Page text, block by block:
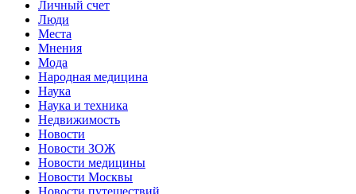
Личный счет
Люди
Места
Мнения
Мода
Народная медицина
Наука
Наука и техника
Недвижимость
Новости
Новости ЗОЖ
Новости медицины
Новости Москвы